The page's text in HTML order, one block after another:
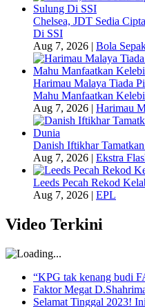
Chelsea, JDT Sedia
Di SSI
Aug 7, 2026 | Bola
Harimau Malaya Tiada
Mahu Manfaatkan
Aug 7, 2026 | Harimau
Danish Iftikhar
Aug 7, 2026 | Ekstra
Leeds Pecah Rekod
Aug 7, 2026 | EPL
Video Terkini
“KPG tak kenang budi
Faktor Megat
Selamat Tinggal 2023!